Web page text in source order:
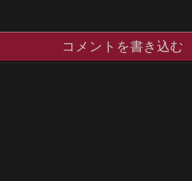
コメントを書き込む